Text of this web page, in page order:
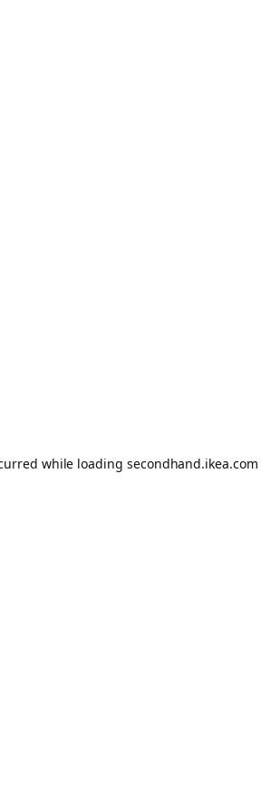
while loading secondhand.ikea.com